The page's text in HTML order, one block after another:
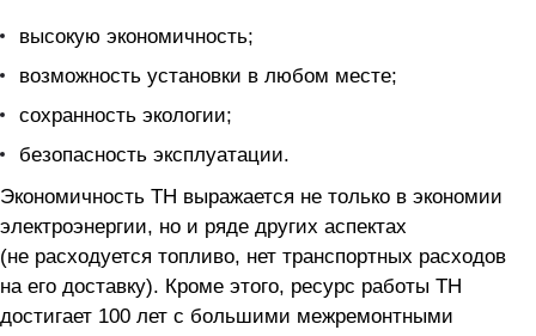
высокую экономичность;
возможность установки в любом месте;
сохранность экологии;
безопасность эксплуатации.
Экономичность ТН выражается не только в экономии
электроэнергии, но и ряде других аспектах
(не расходуется топливо, нет транспортных расходов
на его доставку). Кроме этого, ресурс работы ТН
достигает 100 лет с большими межремонтными